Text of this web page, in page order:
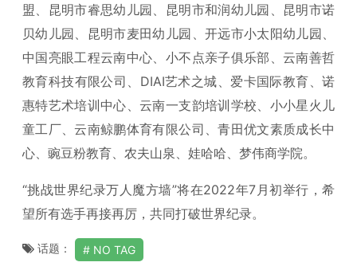
盟、昆明市睿思幼儿园、昆明市和润幼儿园、昆明市诺
贝幼儿园、昆明市麦田幼儿园、开远市小太阳幼儿园、
中国亮眼工程云南中心、小不点亲子俱乐部、云南善哲
教育科技有限公司、DIAI艺术之城、爱卡国际教育、诺
惠特艺术培训中心、云南一支韵培训学校、小小星火儿
童工厂、云南鲸鹏体育有限公司、青田优文素质成长中
心、豌豆粉教育、农夫山泉、娃哈哈、梦伟商学院。
“挑战世界纪录万人魔方墙”将在2022年7月初举行，希
望所有选手再接再厉，共同打破世界纪录。
话题： NO TAG